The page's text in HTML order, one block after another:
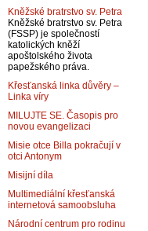
Kněžské bratrstvo sv. Petra
Kněžské bratrstvo sv. Petra
(FSSP) je společností
katolických kněží
apoštolského života
papežského práva.
Křesťanská linka důvěry –
Linka víry
MILUJTE SE. Časopis pro
novou evangelizaci
Misie otce Billa pokračují v
otci Antonym
Misijní díla
Multimediální křesťanská
internetová samoobsluha
Národní centrum pro rodinu